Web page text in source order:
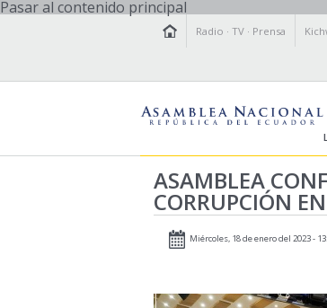
Pasar al contenido principal
Radio ·TV · Prensa
ASAMBLEA
CORRUPCIÓN
Miércoles, 18 de enero del 2023 -